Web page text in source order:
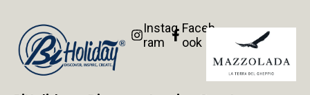
Instag
ram
Faceb
ook